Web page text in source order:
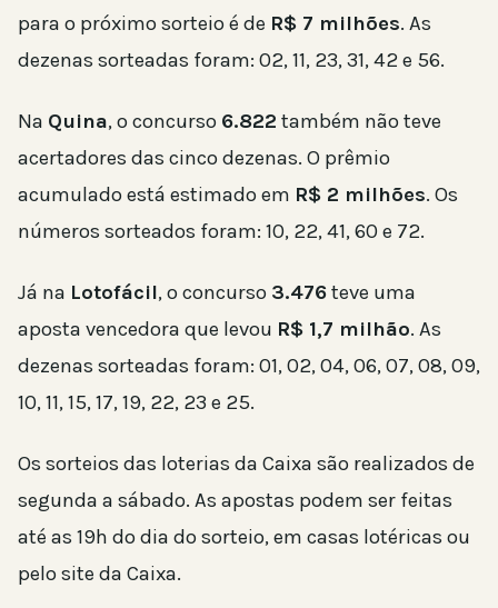
para o próximo sorteio é de R$ 7 milhões. As
dezenas sorteadas foram: 02, 11, 23, 31, 42 e 56.
Na Quina, o concurso 6.822 também não teve
acertadores das cinco dezenas. O prêmio
acumulado está estimado em R$ 2 milhões. Os
números sorteados foram: 10, 22, 41, 60 e 72.
Já na Lotofácil, o concurso 3.476teve uma
aposta vencedora que levou R$ 1,7 milhão. As
dezenas sorteadas foram: 01, 02, 04, 06, 07, 08, 09,
10, 11, 15, 17, 19, 22, 23 e 25.
Os sorteios das loterias da Caixa são realizados de
segunda a sábado. As apostas podem ser feitas
até as 19h do dia do sorteio, em casas lotéricas ou
pelo site da Caixa.